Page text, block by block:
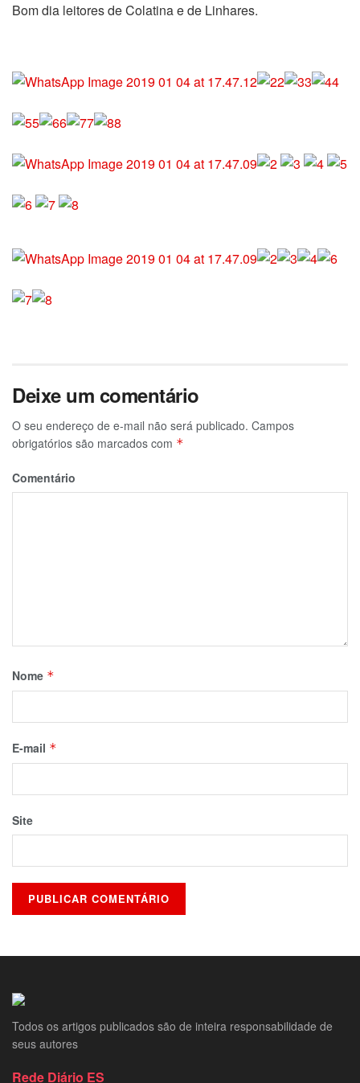
Bom dia leitores de Colatina e de Linhares.
Deixe um comentário
O seu endereço de e-mail não será publicado. Campos
obrigatórios são marcados com *
Comentário
Nome *
E-mail *
Site
Todos os artigos publicados são de inteira responsabilidade de
seus autores
Rede Diário ES